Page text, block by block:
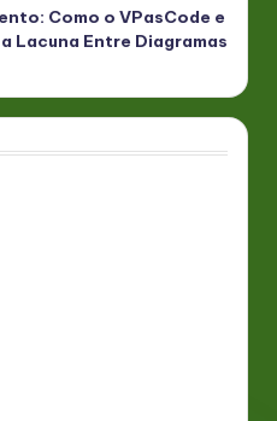
Como o VPasCode e
Lacuna Entre Diagramas